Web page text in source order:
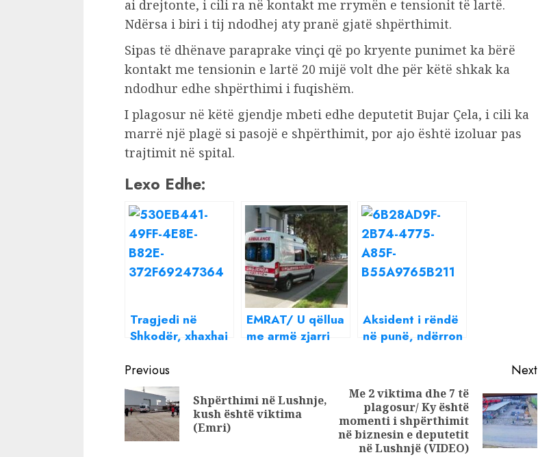
ai drejtonte, i cili ra në kontakt me rrymën e tensionit të lartë.
Ndërsa i biri i tij ndodhej aty pranë gjatë shpërthimit.
Sipas të dhënave paraprake vinçi që po kryente punimet ka bërë
kontakt me tensionin e lartë 20 mijë volt dhe për këtë shkak ka
ndodhur edhe shpërthimi i fuqishëm.
I plagosur në këtë gjendje mbeti edhe deputetit Bujar Çela, i cili ka
marrë një plagë si pasojë e shpërthimit, por ajo është izoluar pas
trajtimit në spital.
Lexo Edhe:
Tragjedi në
Shkodër, xhaxhai
nipin 12 vjeçar, i
mituri ndërron
jetë në vend
EMRAT/ U qëllua
me armë zjarri
vjeçari!
Aksident i rëndë
në punë, ndërron
kompanisë në
Shijak
Continue
Reading
Previous
Previous
post:
Shpërthimi në Lushnje,
kush është viktima
(Emri)
Next
Next
post:
Me 2 viktima dhe 7 të
plagosur/ Ky është
momenti i shpërthimit
në biznesin e deputetit
në Lushnjë (VIDEO)